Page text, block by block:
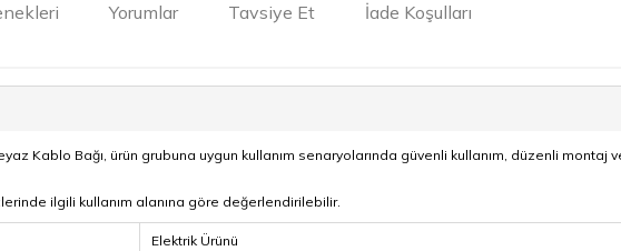
Yorumlar Tavsiye Et İade Koşulları
Kablo Bağı, ürün grubuna uygun kullanım senaryolarında güvenli kullanım, düzenli
ilgili kullanım alanına göre değerlendirilebilir.
Elektrik Ürünü